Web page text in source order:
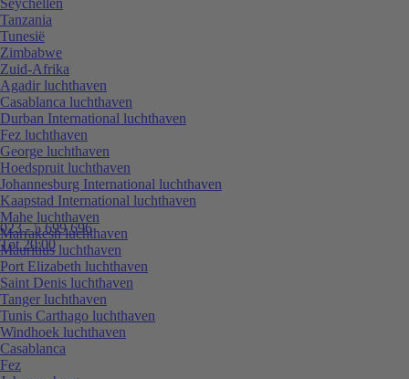
023 - 5 699 696
Tot 20:00
Tanzania
Tunesië
Zimbabwe
Zuid-Afrika
Agadir luchthaven
Casablanca luchthaven
Durban International luchthaven
Fez luchthaven
George luchthaven
Hoedspruit luchthaven
Johannesburg International luchthaven
Kaapstad International luchthaven
Mahe luchthaven
Marrakesh luchthaven
Mauritius luchthaven
Port Elizabeth luchthaven
Saint Denis luchthaven
Tanger luchthaven
Tunis Carthago luchthaven
Windhoek luchthaven
Casablanca
Fez